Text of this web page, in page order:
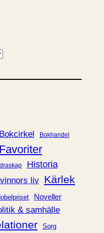
Bokcirkel Bokhandel
Favoriter
Historia
liv Kärlek
Noveller
& samhälle
Sorg